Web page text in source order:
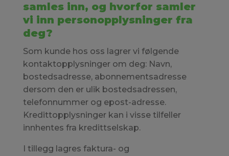
samles inn, og hvorfor samler
vi inn personopplysninger fra
deg?
Som kunde hos oss lagrer vi følgende
kontaktopplysninger om deg: Navn,
bostedsadresse, abonnementsadresse
dersom den er ulik bostedsadressen,
telefonnummer og epost-adresse.
Kredittopplysninger kan i visse tilfeller
innhentes fra kredittselskap.
I tillegg lagres faktura- og